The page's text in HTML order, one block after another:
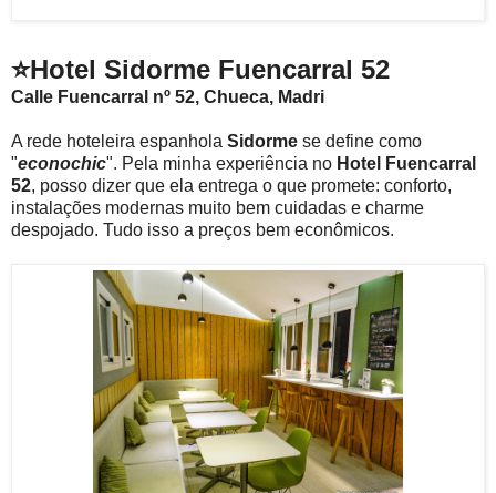
⭐Hotel Sidorme Fuencarral 52
Calle Fuencarral nº 52, Chueca, Madri
A rede hoteleira espanhola Sidorme se define como
"econochic". Pela minha experiência no Hotel Fuencarral
52, posso dizer que ela entrega o que promete: conforto,
instalações modernas muito bem cuidadas e charme
despojado. Tudo isso a preços bem econômicos.